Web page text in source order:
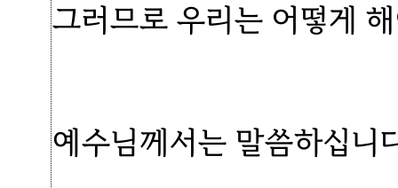
그러므로 우리는 어떻게
예수님께서는 말씀하십니